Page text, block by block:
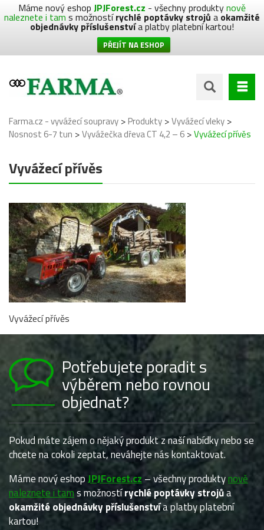
Máme nový eshop JPJForest.cz - všechny produktynově
naleznete i tam s možnostírychlé poptávky strojů a okamžité
objednávky příslušenstvía platby platební kartou!
PŘEJÍT NA ESHOP
Farma.cz - vyvážecí soupravy >Produkty >Vyvážecí vleky >
Nosnost 6-7 tun >Vyvážečka dřeva CT 4,2 – 6 >Vyvážecí přívěs
Vyvážecí přívěs
Vyvážecí přívěs
Potřebujete poradit s
výběrem nebo rovnou
objednat?
Pokud máte zájem o nějaký produkt z naší nabídky nebo se
chcete na cokoli zeptat, neváhejte nás kontaktovat.
Máme nový eshopJPJForest.cz – všechny produktynově
naleznete i tams možnostírychlé poptávky strojůa
okamžité objednávky příslušenstvía platby platební
kartou!